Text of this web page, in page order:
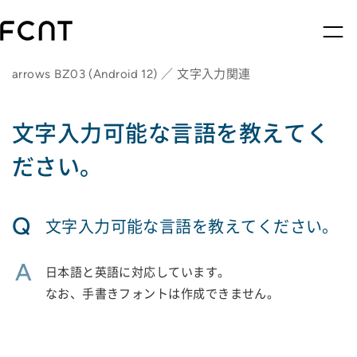
arrows BZ03 (Android 12) ／ 文字入力関連
文字入力可能な言語を教えてく
ださい。
Q 文字入力可能な言語を教えてください。
A
日本語と英語に対応しています。
なお、手書きフォントは作成できません。